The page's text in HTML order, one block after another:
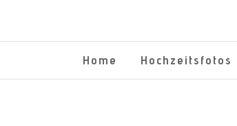
Home Hochzeitsfotos